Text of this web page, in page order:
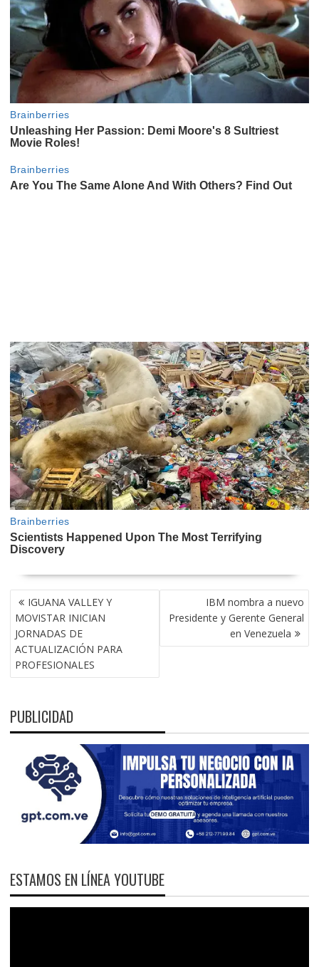
NAVEGACIÓN
DE
ENTRADAS
IGUANA VALLEY Y
MOVISTAR INICIAN
JORNADAS DE
ACTUALIZACIÓN PARA
PROFESIONALES
IBM nombra a nuevo
Presidente y Gerente General
en Venezuela
PUBLICIDAD
ESTAMOS EN LÍNEA YOUTUBE